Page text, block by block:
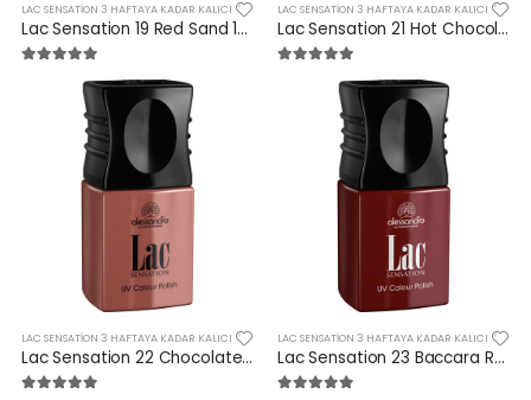
LAC SENSATION 3 HAFTAYA KADAR KALICI
Lac Sensation 19 Red Sand 10 ml
LAC SENSATION 3 HAFTAYA KADAR KALICI
Lac Sensation 21 Hot Chocolate 10 ml
LAC SENSATION 3 HAFTAYA KADAR KALICI
Lac Sensation 22 Chocolate Brown 10 ml
LAC SENSATION 3 HAFTAYA KADAR KALICI
Lac Sensation 23 Baccara Rose 10 ml